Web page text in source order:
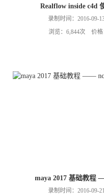
Realflow inside c4d
录制时间：2016-09-
浏览：6,844次 价格
maya 2017 基础教程
录制时间：2016-09-